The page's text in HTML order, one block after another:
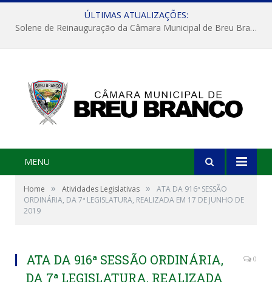
ÚLTIMAS ATUALIZAÇÕES:
Solene de Reinauguração da Câmara Municipal de Breu Branco
MENU
Home » Atividades Legislativas »
ATA DA 916ª SESSÃO
ORDINÁRIA, DA 7ª LEGISLATURA, REALIZADA EM 17 DE JUNHO DE
2019
ATA DA 916ª SESSÃO ORDINÁRIA,
DA 7ª LEGISLATURA, REALIZADA
0